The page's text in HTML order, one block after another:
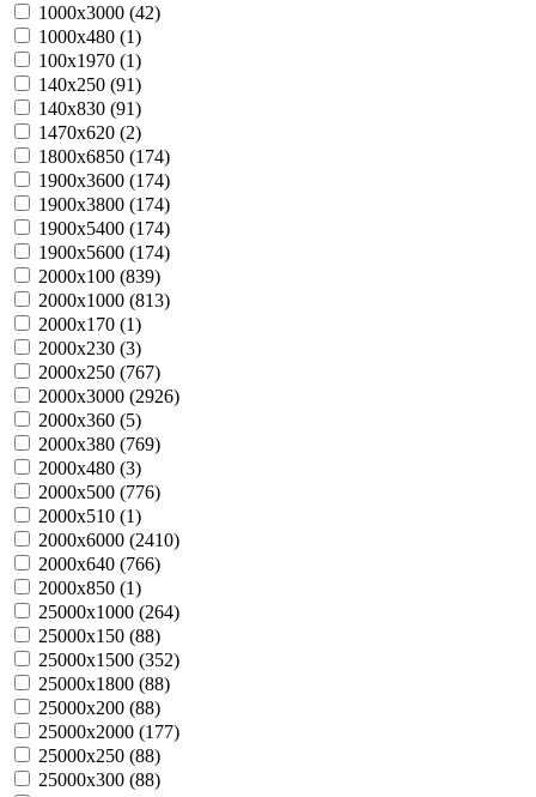
1000х3000 (42)
1000х480 (1)
100х1970 (1)
140х250 (91)
140х830 (91)
1470х620 (2)
1800х6850 (174)
1900х3600 (174)
1900х3800 (174)
1900х5400 (174)
1900х5600 (174)
2000х100 (839)
2000х1000 (813)
2000х170 (1)
2000х230 (3)
2000х250 (767)
2000х3000 (2926)
2000х360 (5)
2000х380 (769)
2000х480 (3)
2000х500 (776)
2000х510 (1)
2000х6000 (2410)
2000х640 (766)
2000х850 (1)
25000х1000 (264)
25000х150 (88)
25000х1500 (352)
25000х1800 (88)
25000х200 (88)
25000х2000 (177)
25000х250 (88)
25000х300 (88)